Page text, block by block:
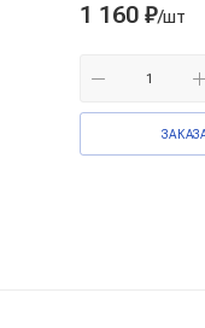
1 160 ₽/шт